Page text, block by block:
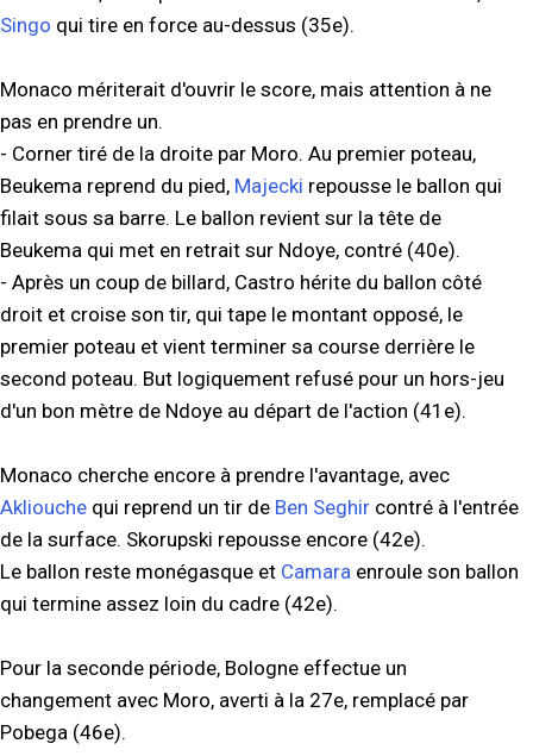
Singo qui tire en force au-dessus (35e).
Monaco mériterait d'ouvrir le score, mais attention à ne
pas en prendre un.
- Corner tiré de la droite par Moro. Au premier poteau,
Beukema reprend du pied, Majecki repousse le ballon qui
filait sous sa barre. Le ballon revient sur la tête de
Beukema qui met en retrait sur Ndoye, contré (40e).
- Après un coup de billard, Castro hérite du ballon côté
droit et croise son tir, qui tape le montant opposé, le
premier poteau et vient terminer sa course derrière le
second poteau. But logiquement refusé pour un hors-jeu
d'un bon mètre de Ndoye au départ de l'action (41e).
Monaco cherche encore à prendre l'avantage, avec
Akliouche qui reprend un tir de Ben Seghir contré à l'entrée
de la surface. Skorupski repousse encore (42e).
Le ballon reste monégasque et Camara enroule son ballon
qui termine assez loin du cadre (42e).
Pour la seconde période, Bologne effectue un
changement avec Moro, averti à la 27e, remplacé par
Pobega (46e).